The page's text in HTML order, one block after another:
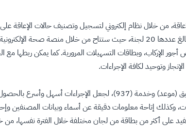
من خلال نظام إلكتروني لتسجيل وتصنيف حالات الإعاقة
قِبَل لجان تنسيق خدمات ذوي الإعاقة في المناطق والمحافظات، والبالغ عددها 20
الإركاب، وبطاقات التسهيلات المرورية. كما يمكن ربطها مع
وتوحيد لكافة الإجراءات.
ويمتاز النظام بالعديد من المميزات أبرزها: أنه يتم حاليًا الربط مع
حيث كانت في السابق تحتاج من المريض معدل 3 زيارات، وكذلك إتاحة معلومات دقيقة
على أكثر من بطاقة من لجان مختلفة خلال الفترة نفسها، من